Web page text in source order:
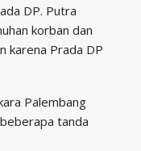
DP. Putra
korban dan
karena Prada DP
Palembang
tanda